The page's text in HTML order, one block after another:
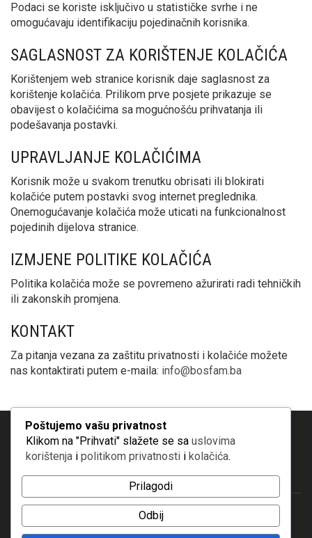
Podaci se koriste isključivo u statističke svrhe i ne
omogućavaju identifikaciju pojedinačnih korisnika.
SAGLASNOST ZA KORIŠTENJE KOLAČIĆA
Korištenjem web stranice korisnik daje saglasnost za
korištenje kolačića. Prilikom prve posjete prikazuje se
obavijest o kolačićima sa mogućnošću prihvatanja ili
podešavanja postavki.
UPRAVLJANJE KOLAČIĆIMA
Korisnik može u svakom trenutku obrisati ili blokirati
kolačiće putem postavki svog internet preglednika.
Onemogućavanje kolačića može uticati na funkcionalnost
pojedinih dijelova stranice.
IZMJENE POLITIKE KOLAČIĆA
Politika kolačića može se povremeno ažurirati radi tehničkih
ili zakonskih promjena.
KONTAKT
Za pitanja vezana za zaštitu privatnosti i kolačiće možete
nas kontaktirati putem e-maila: info@bosfam.ba
© Copyright 2019 | Bosfam
Poštujemo vašu privatnost
Klikom na "Prihvati" slažete se sa uslovima
korištenja i politikom privatnosti i kolačića.
Prilagodi
Odbij